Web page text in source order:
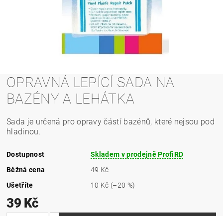
OPRAVNÁ LEPÍCÍ SADA NA
BAZÉNY A LEHÁTKA
Sada je určená pro opravy částí bazénů, které nejsou pod
hladinou.
Dostupnost
Skladem v prodejně ProfiRD
Běžná cena
49 Kč
Ušetříte
10 Kč (–20 %)
39 Kč